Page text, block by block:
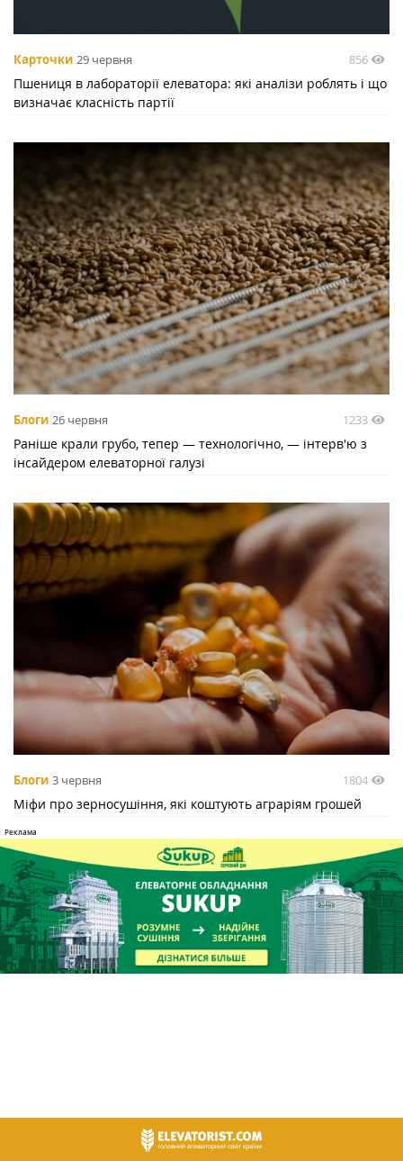
Карточки 29 червня 856
Пшениця в лабораторії елеватора: які аналізи роблять і що
визначає класність партії
Блоги 26 червня 1233
Раніше крали грубо, тепер — технологічно, — інтерв'ю з
інсайдером елеваторної галузі
Блоги 3 червня 1804
Міфи про зерносушіння, які коштують аграріям грошей